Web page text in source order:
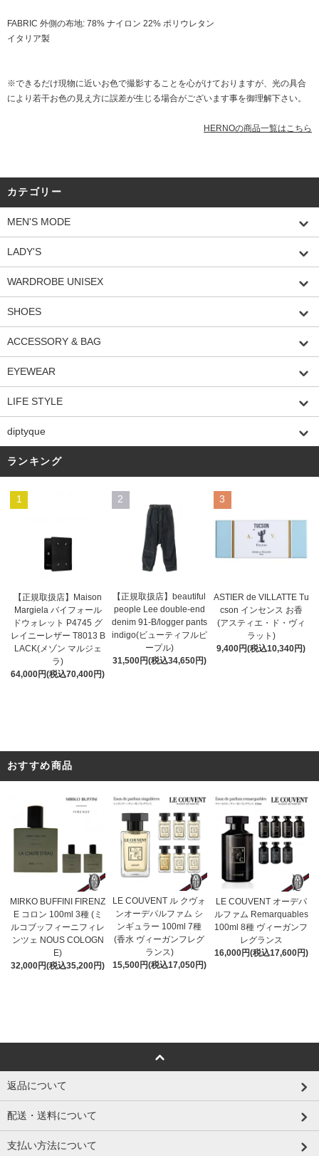
FABRIC 外側の布地: 78% ナイロン 22% ポリウレタン
イタリア製
※できるだけ現物に近いお色で撮影することを心がけておりますが、光の具合
により若干お色の見え方に誤差が生じる場合がございます事を御理解下さい。
HERNOの商品一覧はこちら
カテゴリー
MEN'S MODE
LADY'S
WARDROBE UNISEX
SHOES
ACCESSORY & BAG
EYEWEAR
LIFE STYLE
diptyque
ランキング
1
【正規取扱店】Maison
Margiela バイフォール
ドウォレット P4745 グ
レイニーレザー T8013 B
LACK(メゾン マルジェ
ラ)
64,000円(税込70,400円)
2
【正規取扱店】beautiful
people Lee double-end
denim 91-B/logger pants
indigo(ビューティフルピ
ープル)
31,500円(税込34,650円)
3
ASTIER de VILLATTE Tu
cson インセンス お香
(アスティエ・ド・ヴィ
ラット)
9,400円(税込10,340円)
おすすめ商品
MIRKO BUFFINI FIRENZ
E コロン 100ml 3種 (ミ
ルコブッフィーニフィレ
ンツェ NOUS COLOGN
E)
32,000円(税込35,200円)
LE COUVENT ル クヴォ
ンオーデパルファム シ
ンギュラー 100ml 7種
(香水 ヴィーガンフレグ
ランス)
15,500円(税込17,050円)
LE COUVENT オーデパ
ルファム Remarquables
100ml 8種 ヴィーガンフ
レグランス
16,000円(税込17,600円)
返品について
配送・送料について
支払い方法について